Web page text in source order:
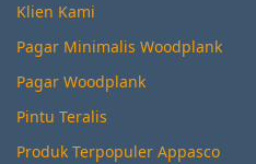
Klien Kami
Pagar Minimalis Woodplank
Pagar Woodplank
Pintu Teralis
Produk Terpopuler Appasco